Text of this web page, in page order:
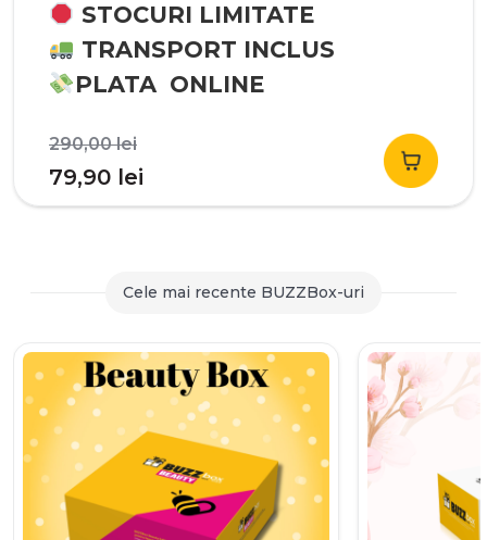
STOCURI LIMITATE
TRANSPORT INCLUS
PLATA ONLINE
290,00leiPrețul
inițial
a
290,00 lei.
79,90 lei
curent
79,90 lei.
Cele mai recente BUZZBox-uri